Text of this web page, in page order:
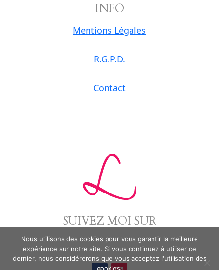
INFO
Mentions Légales
R.G.P.D.
Contact
SUIVEZ MOI SUR
Nous utilisons des cookies pour vous garantir la meilleure
expérience sur notre site. Si vous continuez à utiliser ce
dernier, nous considérerons que vous acceptez l'utilisation des
cookies.